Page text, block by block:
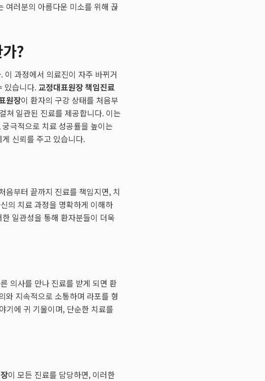
여러분의 아름다운 미소를 위해 끊
?
과정에서 의료진이 자주 바뀌거
있습니다. 교정대표원장 책임진료
원장이 환자의 구강 상태를 처음부
쳐 일관된 진료를 제공합니다. 이는
극적으로 치료 성공률을 높이는
신뢰를 주고 있습니다.
음부터 끝까지 진료를 책임지면, 치
의 치료 과정을 명확하게 이해하
일관성을 통해 환자분들이 더욱
의사를 만나 진료를 받게 되면 환
와 지속적으로 소통하며 라포를 형
기에 귀 기울이며, 단순한 치료를
이 모든 진료를 담당하면, 이러한